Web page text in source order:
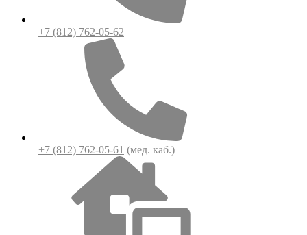
+7 (812) 762-05-62
+7 (812) 762-05-61 (мед. каб.)